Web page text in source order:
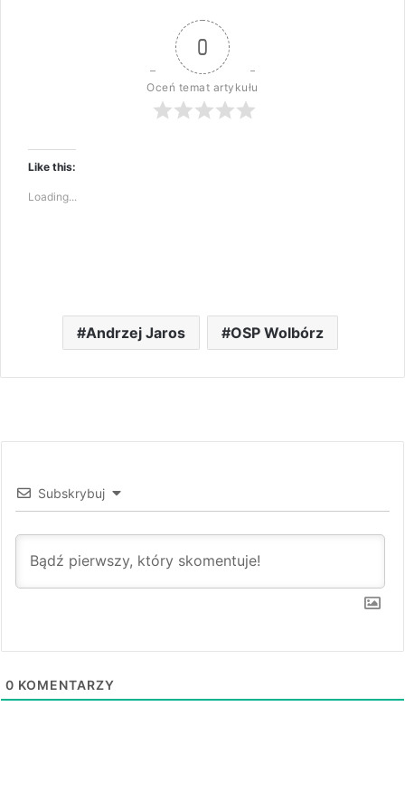
0
Oceń temat artykułu
Like this:
Loading...
Andrzej Jaros OSP Wolbórz
Subskrybuj
0 KOMENTARZY